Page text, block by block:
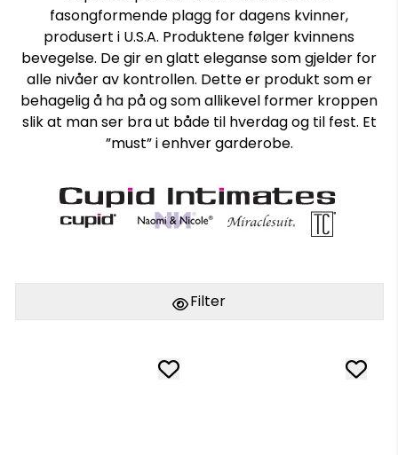
fasongformende plagg for dagens kvinner,
produsert i U.S.A. Produktene følger kvinnens
bevegelse. De gir en glatt eleganse som gjelder for
alle nivåer av kontrollen. Dette er produkt som er
behagelig å ha på og som allikevel former kroppen
slik at man ser bra ut både til hverdag og til fest. Et
”must” i enhver garderobe.
Filter